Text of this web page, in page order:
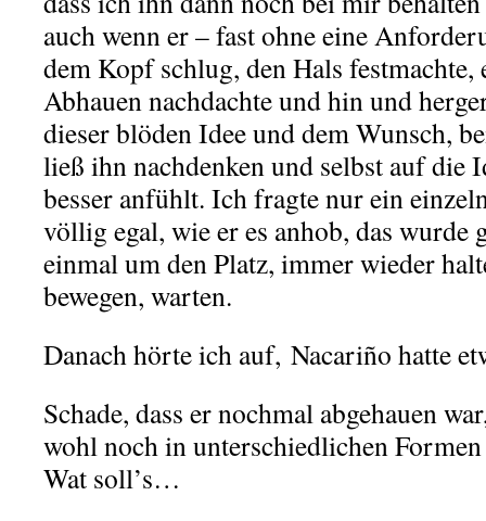
auch wenn er – fast ohne eine
dem Kopf schlug, den Hals
Abhauen nachdachte und hin und
dieser blöden Idee und dem Wunsch,
ließ ihn nachdenken und selbst auf die
besser anfühlt. Ich fragte nur ein
völlig egal, wie er es anhob, das wurde
einmal um den Platz, immer wieder
bewegen, warten.
Danach hörte ich auf, Nacariño hatte
Schade, dass er nochmal abgehauen
wohl noch in unterschiedlichen
Wat soll’s…